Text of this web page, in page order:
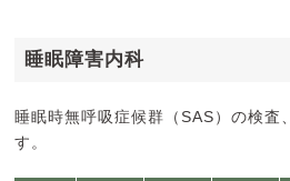
睡眠障害内科
睡眠時無呼吸症候群（SAS）の検査
す。